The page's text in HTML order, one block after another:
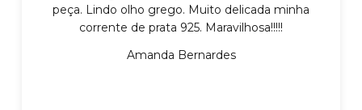
peça. Lindo olho grego. Muito delicada minha
corrente de prata 925. Maravilhosa!!!!!
Amanda Bernardes